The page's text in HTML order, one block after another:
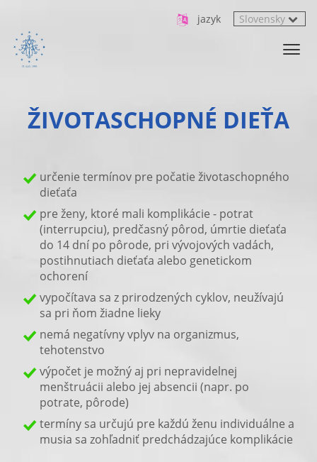
jazyk
ŽIVOTASCHOPNÉ DIEŤA
určenie termínov pre počatie životaschopného
dieťaťa
pre ženy, ktoré mali komplikácie - potrat
(interrupciu), predčasný pôrod, úmrtie dieťaťa
do 14 dní po pôrode, pri vývojových vadách,
postihnutiach dieťaťa alebo genetickom
ochorení
vypočítava sa z prirodzených cyklov, neužívajú
sa pri ňom žiadne lieky
nemá negatívny vplyv na organizmus,
tehotenstvo
výpočet je možný aj pri nepravidelnej
menštruácii alebo jej absencii (napr. po
potrate, pôrode)
termíny sa určujú pre každú ženu individuálne a
musia sa zohľadniť predchádzajúce komplikácie